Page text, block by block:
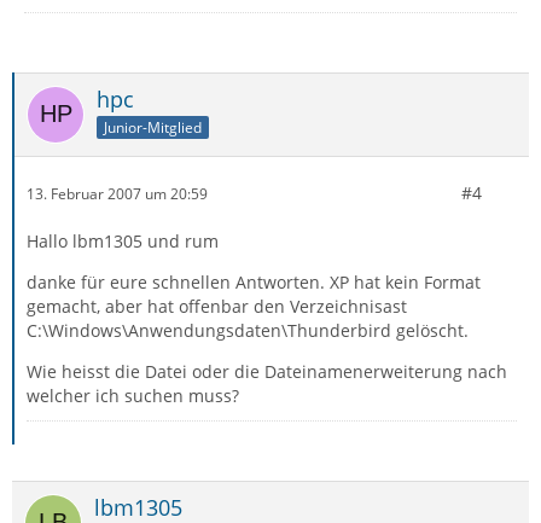
hpc
Junior-Mitglied
13. Februar 2007 um 20:59 #4
Hallo lbm1305 und rum
danke für eure schnellen Antworten. XP hat kein Format
gemacht, aber hat offenbar den Verzeichnisast
C:\Windows\Anwendungsdaten\Thunderbird gelöscht.
Wie heisst die Datei oder die Dateinamenerweiterung nach
welcher ich suchen muss?
lbm1305